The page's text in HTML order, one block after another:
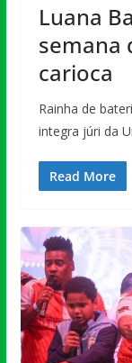
Luana
semana
carioca
Rainha de
integra júri da
Read More